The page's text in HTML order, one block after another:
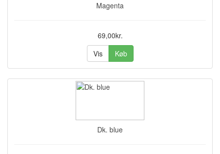
Magenta
69,00kr.
Vis
Køb
Dk. blue